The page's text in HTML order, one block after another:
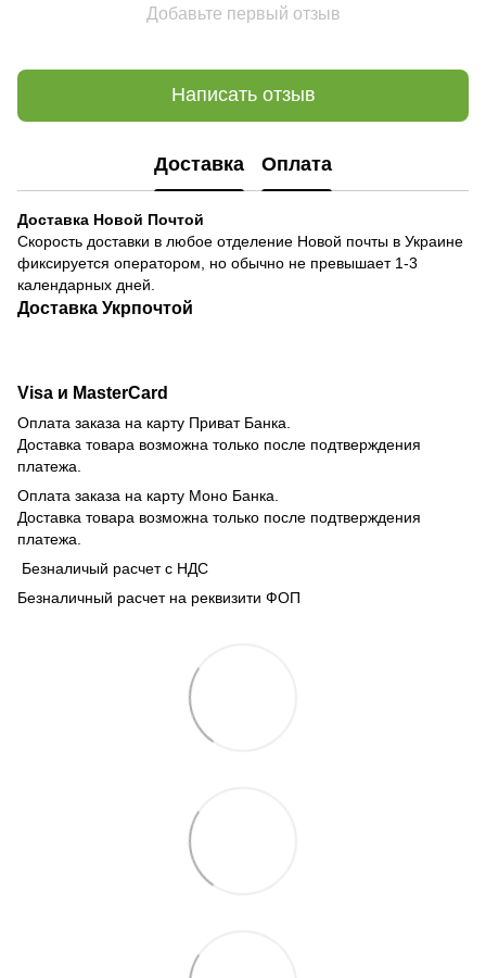
Добавьте первый отзыв
Написать отзыв
Доставка Оплата
Доставка Новой Почтой
Скорость доставки в любое отделение Новой почты в Украине
фиксируется оператором, но обычно не превышает 1-3
календарных дней.
Доставка Укрпочтой
Visa и MasterCard
Оплата заказа на карту Приват Банка.
Доставка товара возможна только после подтверждения
платежа.
Оплата заказа на карту Моно Банка.
Доставка товара возможна только после подтверждения
платежа.
Безналичый расчет с НДС
Безналичный расчет на реквизити ФОП